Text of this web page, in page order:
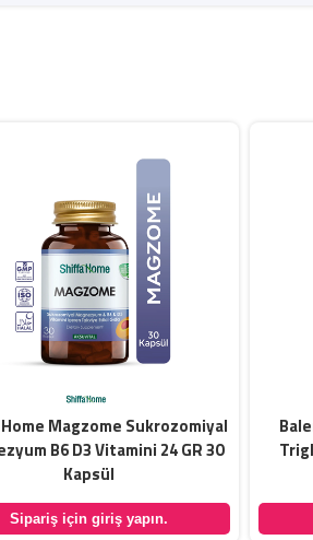
Magzome Sukrozomiyal
B6 D3 Vitamini 24 GR 30
Kapsül
Sipariş için giriş yapın.